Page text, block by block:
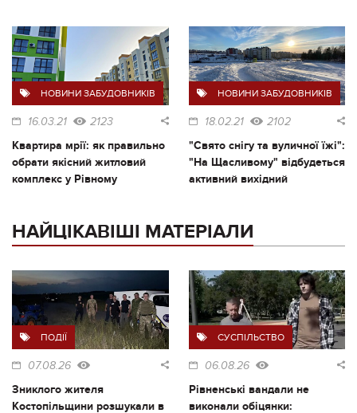
НОВИНИ ЗАБУДОВНИКІВ
16.03.21 2123
Квартира мрії: як правильно
обрати якісний житловий
комплекс у Рівному
НОВИНИ ЗАБУДОВНИКІВ
18.02.21 2102
"Свято снігу та вуличної їжі":
"На Щасливому" відбудеться
активний вихідний
НАЙЦІКАВІШІ МАТЕРІАЛИ
ПОДІЇ
07.08.26
Зниклого жителя
Костопільщини розшукали в
СУСПІЛЬСТВО
06.08.26
Рівненські вандали не
виконали обіцянки: